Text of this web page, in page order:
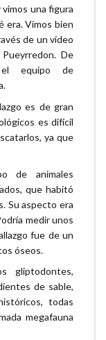
una figura
era. Vimos bien
de un video
De
el equipo de
es de gran
es difícil
ya que
de animales
que habitó
Su aspecto era
medir unos
fue de un
óseos.
gliptodontes,
de sable,
todas
megafauna